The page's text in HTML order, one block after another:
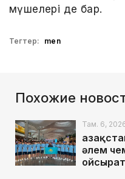
мүшелері де бар.
Тегтер: men
Похожие
Там. 6,
әлем